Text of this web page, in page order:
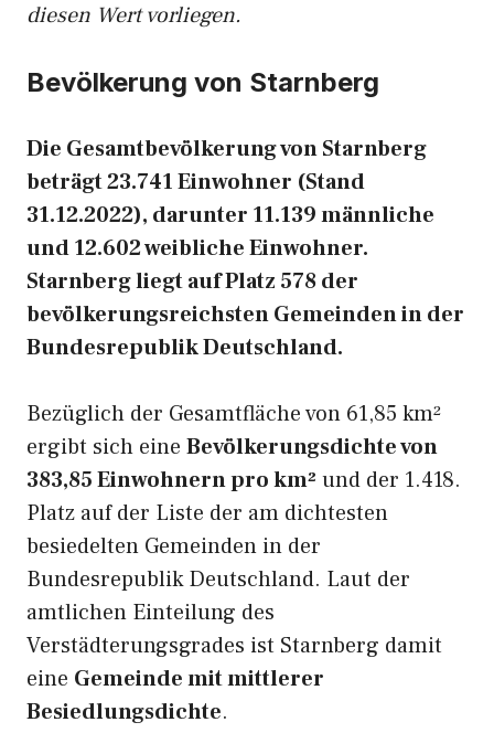
diesen Wert vorliegen.
Bevölkerung von Starnberg
Die Gesamtbevölkerung von Starnberg
beträgt 23.741 Einwohner (Stand
31.12.2022), darunter 11.139 männliche
und 12.602 weibliche Einwohner.
Starnberg liegt auf Platz 578 der
bevölkerungsreichsten Gemeinden in der
Bundesrepublik Deutschland.
Bezüglich der Gesamtfläche von 61,85 km²
ergibt sich eine Bevölkerungsdichte von
383,85 Einwohnern pro km² und der 1.418.
Platz auf der Liste der am dichtesten
besiedelten Gemeinden in der
Bundesrepublik Deutschland. Laut der
amtlichen Einteilung des
Verstädterungsgrades ist Starnberg damit
eine Gemeinde mit mittlerer
Besiedlungsdichte.